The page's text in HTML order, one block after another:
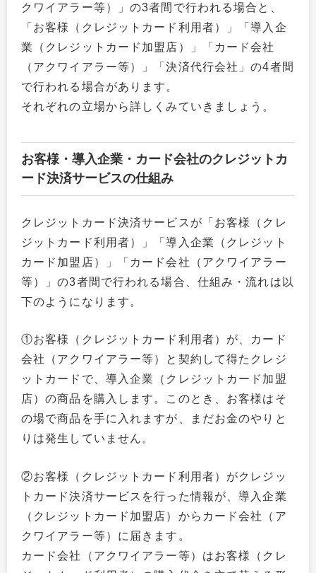
クワイアラー等）」の3者間で行われる場合と、
「お客様（クレジットカード利用者）」「導入企
業（クレジットカード加盟店）」「カード会社
（アクワイアラー等）」「決済代行会社」の4者間
で行われる場合があります。
それぞれの立場から詳しくみていきましょう。
お客様・導入企業・カード会社のクレジットカ
ード決済サービスの仕組み
クレジットカード決済サービスが「お客様（クレ
ジットカード利用者）」「導入企業（クレジット
カード加盟店）」「カード会社（アクワイアラー
等）」の3者間で行われる場合、仕組み・流れは以
下のようになります。
①お客様（クレジットカード利用者）が、カード
会社（アクワイアラー等）と契約して得たクレジ
ットカードで、導入企業（クレジットカード加盟
店）の商品を購入します。このとき、お客様はそ
の場で商品を手に入れますが、まだお金のやりと
りは発生していません。
②お客様（クレジットカード利用者）がクレジッ
トカード決済サービスを行った情報が、導入企業
（クレジットカード加盟店）からカード会社（ア
クワイアラー等）に届きます。
カード会社（アクワイアラー等）はお客様（クレ